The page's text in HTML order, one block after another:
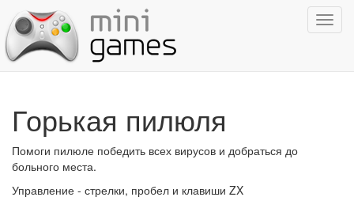
Горькая пилюля
Помоги пилюле победить всех вирусов и добраться до
больного места.
Управление - стрелки, пробел и клавиши ZX